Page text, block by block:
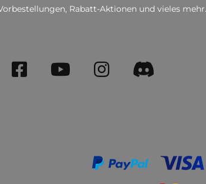
Rabatt-Aktionen und vieles